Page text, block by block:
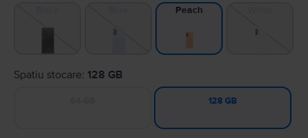
Peach
Spatiu stocare: 128 GB
128 GB